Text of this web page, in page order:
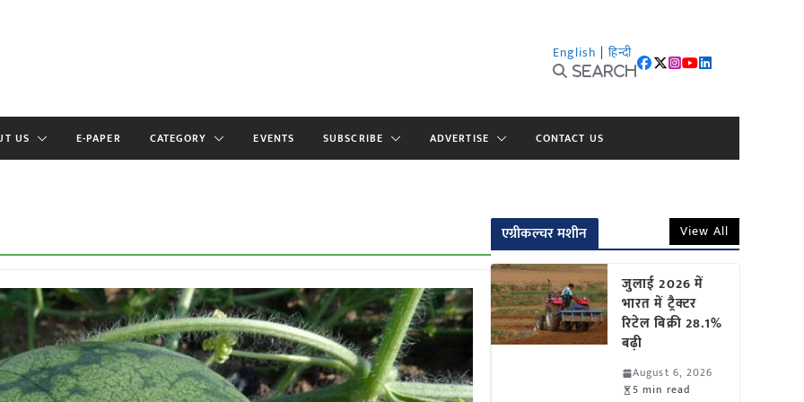
English | हिन्दी
Search
US E-PAPER CATEGORY EVENTS SUBSCRIBE ADVERTISE CONTACT US
एग्रीकल्चर मशीन View All
जुलाई 2026 में
भारत में ट्रैक्टर
रिटेल बिक्री 28.1%
बढ़ी
August 6, 2026
5 min read